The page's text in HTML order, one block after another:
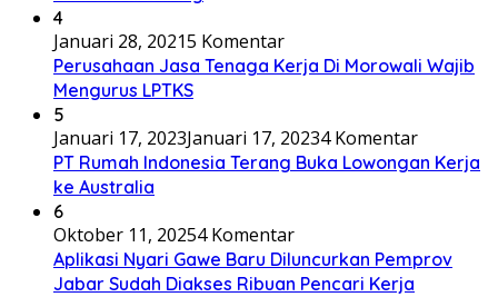
4
Januari 28, 20215 Komentar
Perusahaan Jasa Tenaga Kerja Di Morowali Wajib
Mengurus LPTKS
5
Januari 17, 2023Januari 17, 20234 Komentar
PT Rumah Indonesia Terang Buka Lowongan Kerja
ke Australia
6
Oktober 11, 20254 Komentar
Aplikasi Nyari Gawe Baru Diluncurkan Pemprov
Jabar Sudah Diakses Ribuan Pencari Kerja